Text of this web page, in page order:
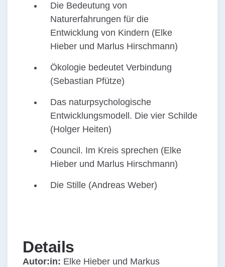
Die Bedeutung von
Naturerfahrungen für die
Entwicklung von Kindern (Elke
Hieber und Marlus Hirschmann)
Ökologie bedeutet Verbindung
(Sebastian Pfütze)
Das naturpsychologische
Entwicklungsmodell. Die vier Schilde
(Holger Heiten)
Council. Im Kreis sprechen (Elke
Hieber und Marlus Hirschmann)
Die Stille (Andreas Weber)
Details
Autor:in: Elke Hieber und Markus